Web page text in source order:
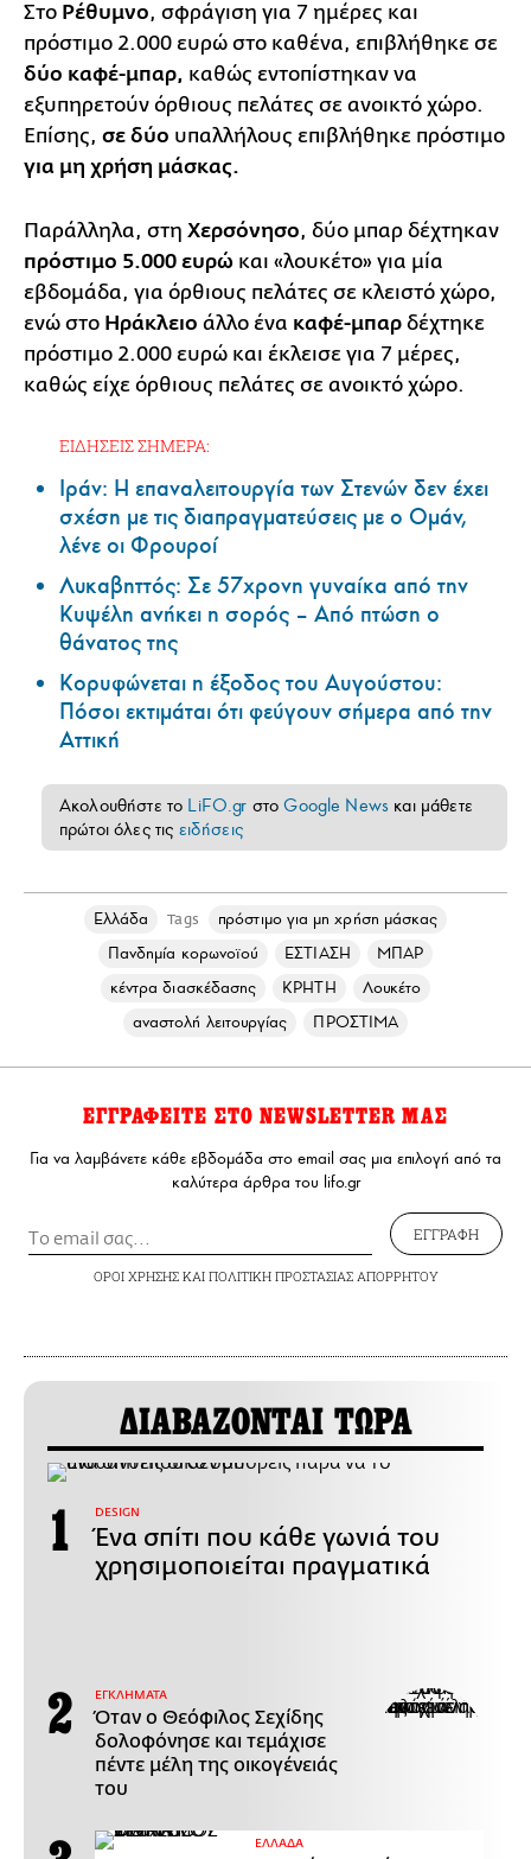
Στο Ρέθυμνο, σφράγιση για 7 ημέρες και
πρόστιμο 2.000 ευρώ στο καθένα, επιβλήθηκε σε
δύο καφέ-μπαρ, καθώς εντοπίστηκαν να
εξυπηρετούν όρθιους πελάτες σε ανοικτό χώρο.
Επίσης, σε δύο υπαλλήλους επιβλήθηκε πρόστιμο
για μη χρήση μάσκας.
Παράλληλα, στη Χερσόνησο, δύο μπαρ δέχτηκαν
πρόστιμο 5.000 ευρώ και «λουκέτο» για μία
εβδομάδα, για όρθιους πελάτες σε κλειστό χώρο,
ενώ στο Ηράκλειο άλλο ένα καφέ-μπαρ δέχτηκε
πρόστιμο 2.000 ευρώ και έκλεισε για 7 μέρες,
καθώς είχε όρθιους πελάτες σε ανοικτό χώρο.
ΕΙΔΗΣΕΙΣ ΣΗΜΕΡΑ:
Ιράν: Η επαναλειτουργία των Στενών δεν έχει
σχέση με τις διαπραγματεύσεις με ο Ομάν,
λένε οι Φρουροί
Λυκαβηττός: Σε 57χρονη γυναίκα από την
Κυψέλη ανήκει η σορός – Από πτώση ο
θάνατος της
Κορυφώνεται η έξοδος του Αυγούστου:
Πόσοι εκτιμάται ότι φεύγουν σήμερα από την
Αττική
Ακολουθήστε το LiFO.gr στοGoogle News και μάθετε
πρώτοι όλες τις ειδήσεις
Ελλάδα Tags
πρόστιμο για μη χρήση μάσκας
Πανδημία κορωνοϊού
ΕΣΤΙΑΣΗ
ΜΠΑΡ
κέντρα διασκέδασης
ΚΡΗΤΗ
Λουκέτο
αναστολή λειτουργίας
ΠΡΟΣΤΙΜΑ
ΕΓΓΡΑΦΕΙΤΕ ΣΤΟ NEWSLETTER ΜΑΣ
Για να λαμβάνετε κάθε εβδομάδα στο email σας μια επιλογή από τα
καλύτερα άρθρα του lifo.gr
ΕΓΓΡΑΦΗ
ΟΡΟΙ ΧΡΗΣΗΣΚΑΙ ΠΟΛΙΤΙΚΗ ΠΡΟΣΤΑΣΙΑΣ ΑΠΟΡΡΗΤΟΥ
ΔΙΑΒΑΖΟΝΤΑΙ ΤΩΡΑ
DESIGN
Ένα σπίτι που κάθε γωνιά του
χρησιμοποιείται πραγματικά
ΕΓΚΛΗΜΑΤΑ
Όταν ο Θεόφιλος Σεχίδης
δολοφόνησε και τεμάχισε
πέντε μέλη της οικογένειάς
του
ΕΛΛΑΔΑ